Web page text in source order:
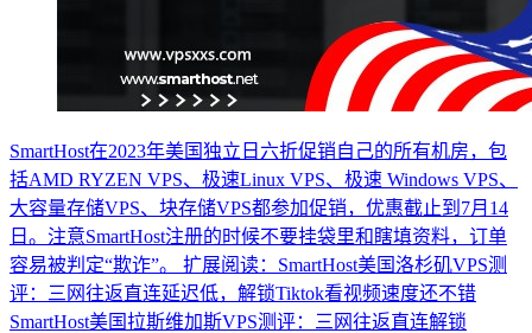
SmartHost在2023年美国独立日六折促销自己的所有机房，包
括AMD RYZEN VPS、极速Linux VPS、极速 Windows VPS、
大容量存储VPS、块存储VPS都参加促销，优惠截止到7月14
日。注意SmartHost注册的时候不要挂袋里和瞎填资料，订单
容易被判定“欺诈”。 扩展阅读：SmartHost美国洛杉矶VPS测
评：三网往返直连延迟低，解锁Tiktok看视频速度还不错
SmartHost美国拉斯维加斯VPS测评：三网往返直连解锁